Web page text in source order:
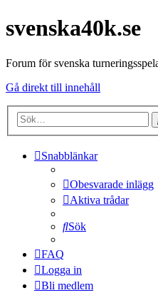
svenska40k.se
Forum för svenska
Gå direkt till innehåll
Snabblänkar
Obesvarade inlägg
Aktiva trådar
Sök
FAQ
Logga in
Bli medlem